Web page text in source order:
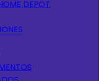
DEPOT